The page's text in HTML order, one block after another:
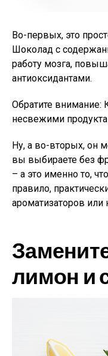
Во-первых, это
Шоколад с
работу мозга,
антиоксидантами.
Обратите внимание:
несвежими
Ну, а во-вторых, он
вы выбираете без
– а это именно то,
правило,
ароматизаторов или
лимон и